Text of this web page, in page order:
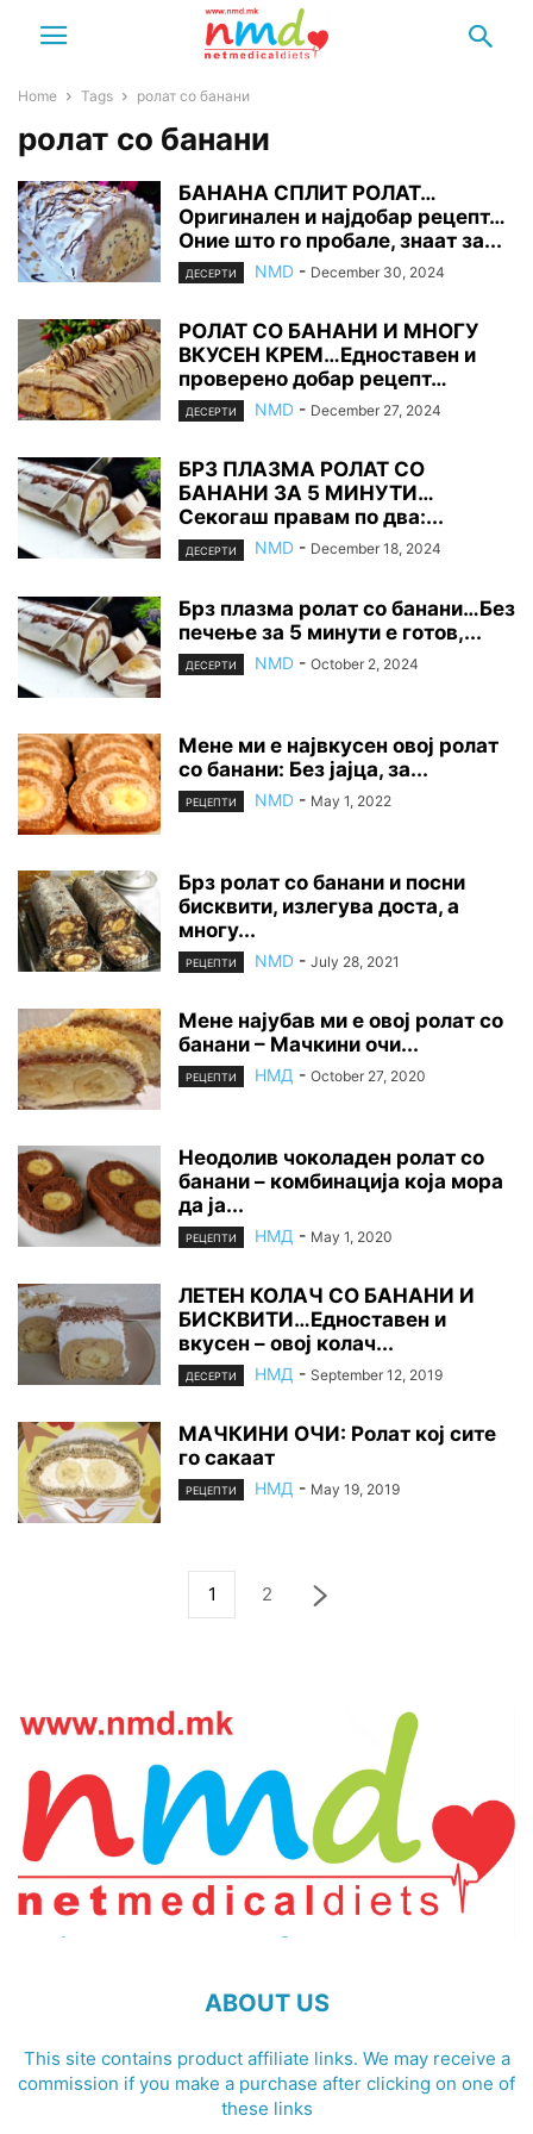
Home Tags ролат со банани
ролат со банани
БАНАНА СПЛИТ РОЛАТ…
Оригинален и најдобар рецепт…
Оние што го пробале, знаат за...
ДЕСЕРТИ NMD - December 30, 2024
РОЛАТ СО БАНАНИ И МНОГУ
ВКУСЕН КРЕМ…Едноставен и
проверено добар рецепт…
ДЕСЕРТИ NMD - December 27, 2024
БРЗ ПЛАЗМА РОЛАТ СО
БАНАНИ ЗА 5 МИНУТИ…
Секогаш правам по два:...
ДЕСЕРТИ NMD - December 18, 2024
Брз плазма ролат со банани…Без
печење за 5 минути е готов,...
ДЕСЕРТИ NMD - October 2, 2024
Мене ми е највкусен овој ролат
со банани: Без јајца, за...
РЕЦЕПТИ NMD - May 1, 2022
Брз ролат со банани и посни
бисквити, излегува доста, а
многу...
РЕЦЕПТИ NMD - July 28, 2021
Мене најубав ми е овој ролат со
банани – Мачкини очи...
РЕЦЕПТИ НМД - October 27, 2020
Неодолив чоколаден ролат со
банани – комбинација која мора
да ја...
РЕЦЕПТИ НМД - May 1, 2020
ЛЕТЕН КОЛАЧ СО БАНАНИ И
БИСКВИТИ…Едноставен и
вкусен – овој колач...
ДЕСЕРТИ НМД - September 12, 2019
МАЧКИНИ ОЧИ: Ролат кој сите
го сакаат
РЕЦЕПТИ НМД - May 19, 2019
1 2
ABOUT US
This site contains product affiliate links. We may receive a
commission if you make a purchase after clicking on one of
these links